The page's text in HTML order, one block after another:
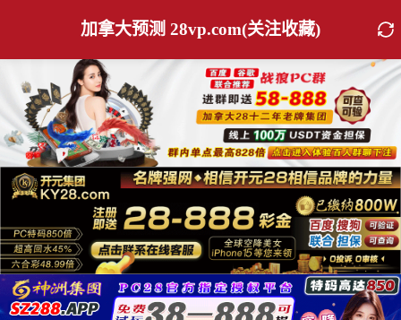
加拿大预测 28vp.com(关注收藏)